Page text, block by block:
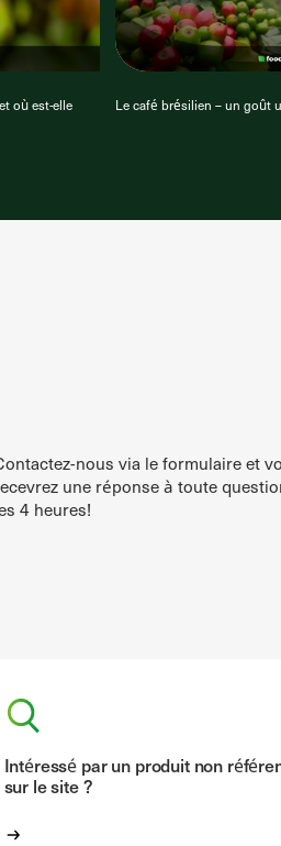
où est-elle
Le café brésilien – un goût
nous via le formulaire et
une réponse à toute
4 heures!
Intéressé par un produit non
sur le site ?